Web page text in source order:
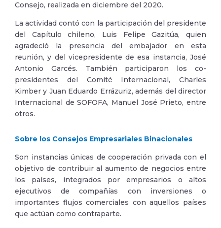
Consejo, realizada en diciembre del 2020.
La actividad contó con la participación del presidente
del Capítulo chileno, Luis Felipe Gazitúa, quien
agradeció la presencia del embajador en esta
reunión, y del vicepresidente de esa instancia, José
Antonio Garcés. También participaron los co-
presidentes del Comité Internacional, Charles
Kimber y Juan Eduardo Errázuriz, además del director
Internacional de SOFOFA, Manuel José Prieto, entre
otros.
Sobre los Consejos Empresariales Binacionales
Son instancias únicas de cooperación privada con el
objetivo de contribuir al aumento de negocios entre
los países, integrados por empresarios o altos
ejecutivos de compañías con inversiones o
importantes flujos comerciales con aquellos países
que actúan como contraparte.